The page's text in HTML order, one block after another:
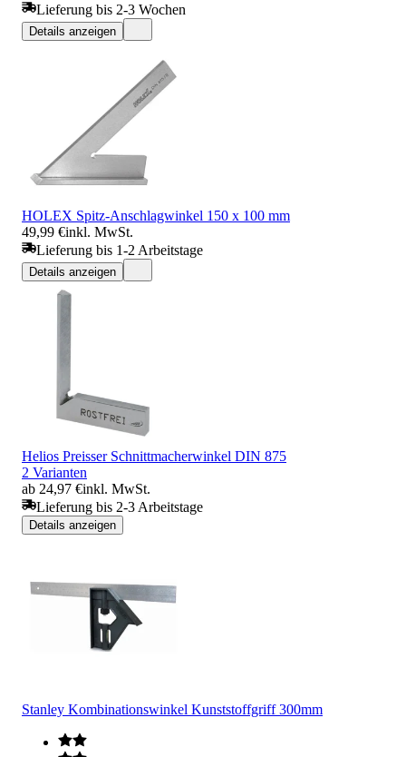
Lieferung bis 2-3 Wochen
Details anzeigen
HOLEX Spitz-Anschlagwinkel 150 x 100 mm
49,99 €inkl. MwSt.
Lieferung bis 1-2 Arbeitstage
Details anzeigen
Helios Preisser Schnittmacherwinkel DIN 875
2 Varianten
ab 24,97 €inkl. MwSt.
Lieferung bis 2-3 Arbeitstage
Details anzeigen
Stanley Kombinationswinkel Kunststoffgriff 300mm